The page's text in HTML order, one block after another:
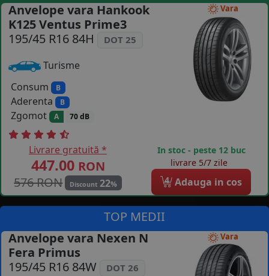
CONTACT
COS (
0 PRODUSE
Vara
Anvelope vara Hankook
K125 Ventus Prime3
195/45 R16 84H
DOT 25
Turisme
Consum
B
Aderenta B
Zgomot A 70 dB
Livrare gratuită *
447.00 RON
576 RON
Discount 22%
In stoc - peste 12 buc
livrare 5/7 zile
4 Adauga in cos
TOP MEDII
Vara
Anvelope vara Nexen N
Fera Primus
195/45 R16 84W
DOT 26